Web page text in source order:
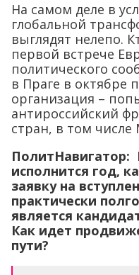
На самом деле в
глобальной
выглядят нелепо.
первой встрече
политического
в Праге в октябре
организация –
антироссийский
стран, в том числе
ПолитНавигатор:
исполнится год,
заявку на
практически
является
Как идет
пути?